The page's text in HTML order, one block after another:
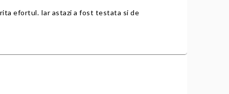
efortul. Iar astazi a fost testata si de